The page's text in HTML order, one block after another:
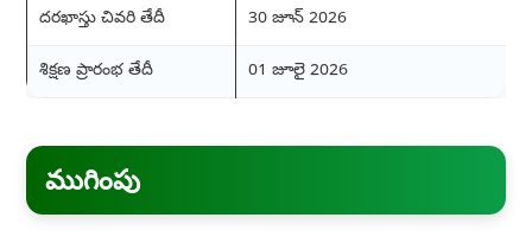
దరఖాస్తు చివరి తేదీ 30 జూన్ 2026
శిక్షణ ప్రారంభ తేదీ 01 జూలై 2026
ముగింపు